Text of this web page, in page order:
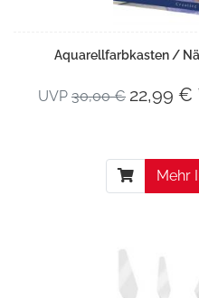
Aquarellfarbkasten /
UVP 30,00 € 22,99 €
Mehr